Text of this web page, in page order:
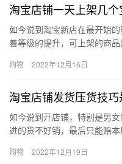
淘宝店铺一天上架几
如今说到淘宝新店在最开始
着等级的提升，可上架的商
店…
购物 2022年12月16日
淘宝店铺发货压货技
如今说到开店铺，特别是男
进的货不好销，最后只能赔
货？下面…
购物 2022年12月19日